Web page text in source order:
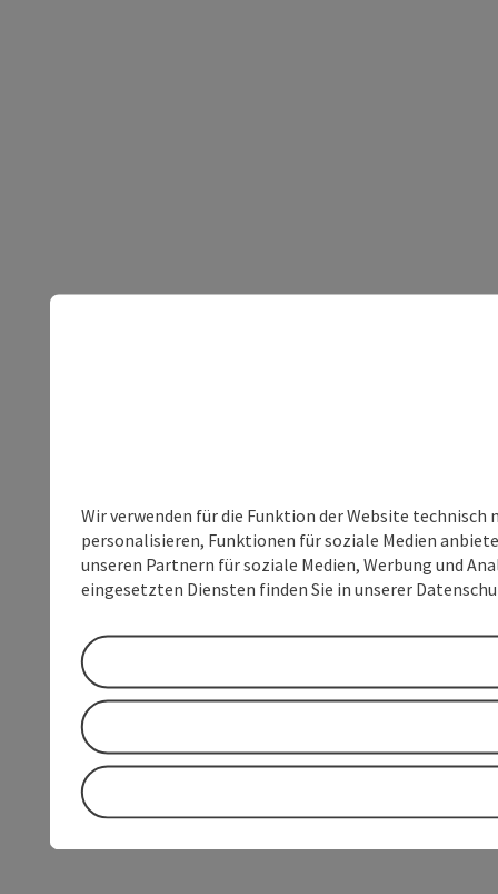
Wir verwenden für die Funktion der Website
personalisieren, Funktionen für soziale Medien
unseren Partnern für soziale Medien, Werbung und
eingesetzten Diensten finden Sie in unserer